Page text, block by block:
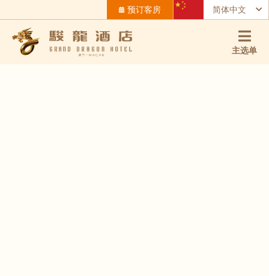
预订客房 简体中文
主选单